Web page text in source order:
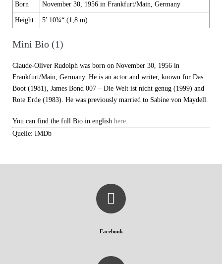
Born November 30, 1956 in Frankfurt/Main, Germany
Height 5′ 10¾“ (1,8 m)
Mini Bio (1)
Claude-Oliver Rudolph was born on November 30, 1956 in
Frankfurt/Main, Germany. He is an actor and writer, known for Das
Boot (1981), James Bond 007 – Die Welt ist nicht genug (1999) and
Rote Erde (1983). He was previously married to Sabine von Maydell.
You can find the full Bio in english here.
Quelle: IMDb
Facebook